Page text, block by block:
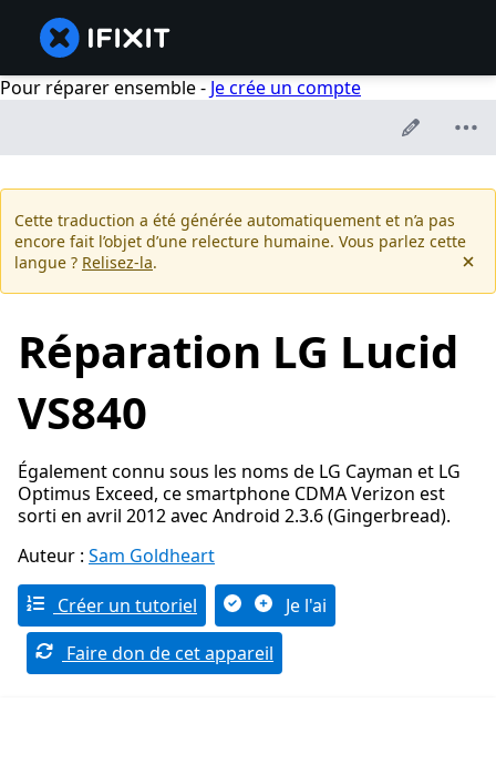
Pour réparer ensemble - Je crée un compte
Cette traduction a été générée automatiquement et n’a pas
encore fait l’objet d’une relecture humaine. Vous parlez cette
langue ? Relisez-la.
Réparation LG Lucid
VS840
Également connu sous les noms de LG Cayman et LG
Optimus Exceed, ce smartphone CDMA Verizon est
sorti en avril 2012 avec Android 2.3.6 (Gingerbread).
Auteur : Sam Goldheart
Créer un tutoriel
Je l'ai
Faire don de cet appareil